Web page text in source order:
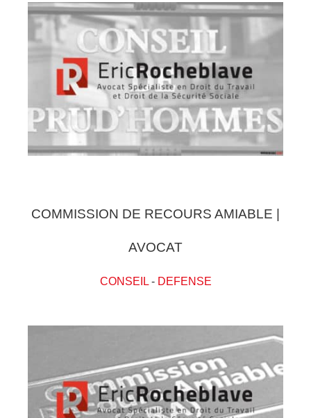
COMMISSION DE RECOURS AMIABLE |
AVOCAT
CONSEIL- DEFENSE